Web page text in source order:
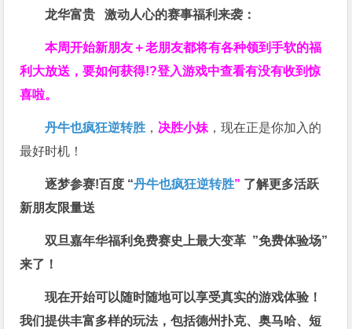
龙华富贵 激动人心的赛事福利来袭：
本周开始新朋友＋老朋友都将有各种领到手软的福
利大放送，要如何获得!?登入游戏中查看有没有收到惊
喜啦。
丹牛也疯狂逆转胜 ， 决胜小妹 ，现在正是你加入的
最好时机！
逐梦参赛!百度 “丹牛也疯狂逆转胜” 了解更多活跃
新朋友限量送
双旦嘉年华福利免费赛史上最大变革 ”免费体验场”
来了！
现在开始可以随时随地可以享受真实的游戏体验！
我们提供丰富多样的玩法，包括德州扑克、奥马哈、短